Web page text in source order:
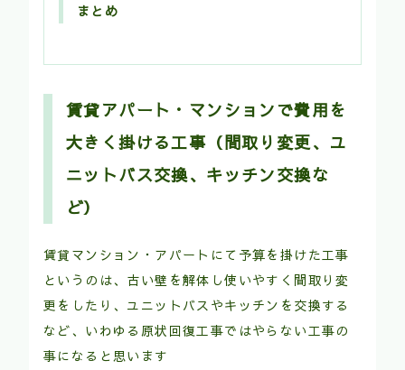
まとめ
賃貸アパート・マンションで費用を
大きく掛ける工事（間取り変更、ユ
ニットバス交換、キッチン交換な
ど）
賃貸マンション・アパートにて予算を掛けた工事
というのは、古い壁を解体し使いやすく間取り変
更をしたり、ユニットバスやキッチンを交換する
など、いわゆる原状回復工事ではやらない工事の
事になると思います